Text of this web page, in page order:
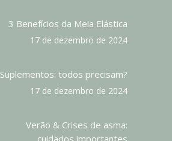
3 Benefícios da Meia Elástica
17 de dezembro de 2024
Suplementos: todos precisam?
17 de dezembro de 2024
Verão & Crises de asma:
cuidados importantes